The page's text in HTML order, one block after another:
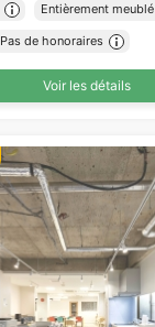
Entièrement meublé
Pas de honoraires
Voir les détails